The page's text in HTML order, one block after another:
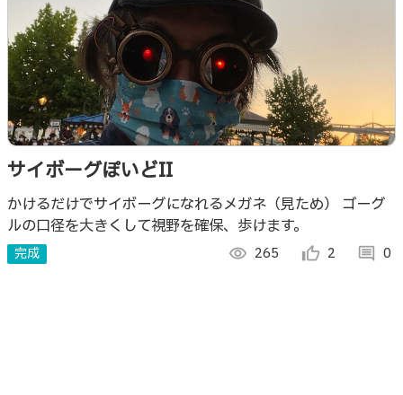
サイボーグぽいどII
かけるだけでサイボーグになれるメガネ（見ため） ゴーグ
ルの口径を大きくして視野を確保、歩けます。
完成 visibility 265 thumb_up_alt 2 comment 0